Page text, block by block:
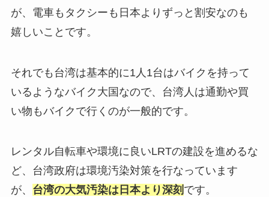
が、電車もタクシーも日本よりずっと割安なのも
嬉しいことです。
それでも台湾は基本的に1人1台はバイクを持って
いるようなバイク大国なので、台湾人は通勤や買
い物もバイクで行くのが一般的です。
レンタル自転車や環境に良いLRTの建設を進めるな
ど、台湾政府は環境汚染対策を行なっています
が、 台湾の大気汚染は日本より深刻 です。